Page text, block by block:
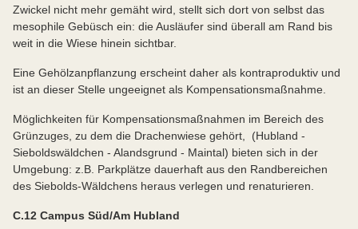
Zwickel nicht mehr gemäht wird, stellt sich dort von selbst das
mesophile Gebüsch ein: die Ausläufer sind überall am Rand bis
weit in die Wiese hinein sichtbar.
Eine Gehölzanpflanzung erscheint daher als kontraproduktiv und
ist an dieser Stelle ungeeignet als Kompensationsmaßnahme.
Möglichkeiten für Kompensationsmaßnahmen im Bereich des
Grünzuges, zu dem die Drachenwiese gehört, (Hubland -
Sieboldswäldchen - Alandsgrund - Maintal) bieten sich in der
Umgebung: z.B. Parkplätze dauerhaft aus den Randbereichen
des Siebolds-Wäldchens heraus verlegen und renaturieren.
C.12 Campus Süd/Am Hubland